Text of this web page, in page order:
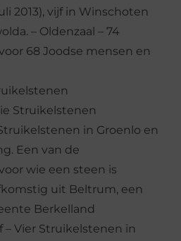
2013), vijf in Winschoten
– Oldenzaal – 74
68 Joodse mensen en
Struikelstenen
in Groenlo en
Een van de
wie een steen is
uit Beltrum, een
Berkelland
Vier Struikelstenen in